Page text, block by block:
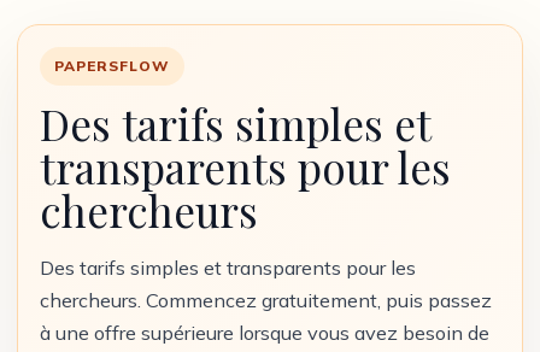
PAPERSFLOW
Des tarifs simples et
transparents pour les
chercheurs
Des tarifs simples et transparents pour les
chercheurs. Commencez gratuitement, puis passez
à une offre supérieure lorsque vous avez besoin de